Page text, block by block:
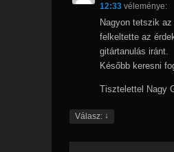
12:33 véleménye:
Nagyon tetszik
felkeltette az
gitártanulás iránt.
Később keresni
Tisztelettel Nagy
Válasz: ↓